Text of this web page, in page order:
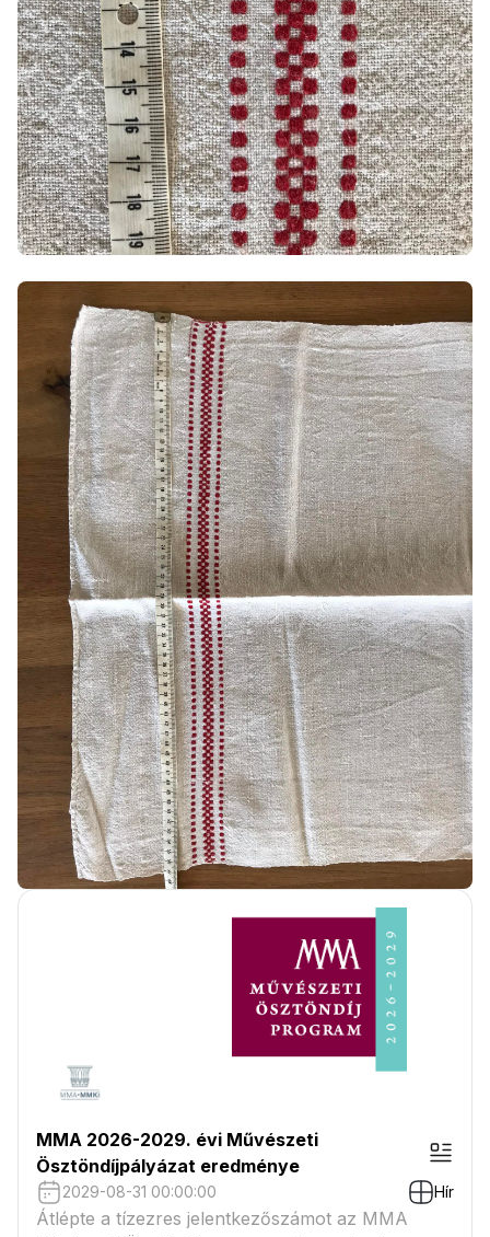
MMA 2026-2029. évi Művészeti
Ösztöndíjpályázat eredménye
2029-08-31 00:00:00 Hír
Átlépte a tízezres jelentkezőszámot az MMA